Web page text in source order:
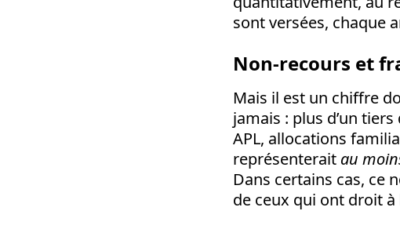
sont versées, chaque
Non-recours et
Mais il est un chiffre
jamais : plus d’un
APL, allocations
représenterait au
Dans certains cas, ce
de ceux qui ont droit à